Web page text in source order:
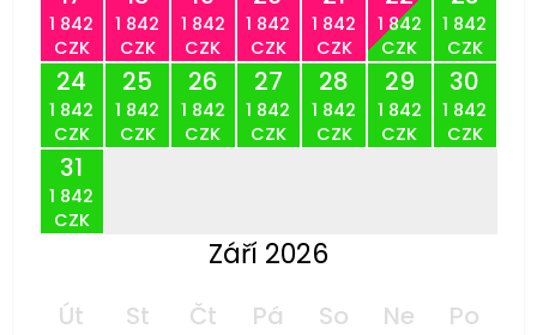
1 842
CZK
1 842
CZK
1 842
CZK
1 842
CZK
1 842
CZK
1 842
CZK
1 842
CZK
24
1 842
CZK
25
1 842
CZK
26
1 842
CZK
27
1 842
CZK
28
1 842
CZK
29
1 842
CZK
30
1 842
CZK
31
1 842
CZK
Září 2026
Út St Čt Pá So Ne
Po